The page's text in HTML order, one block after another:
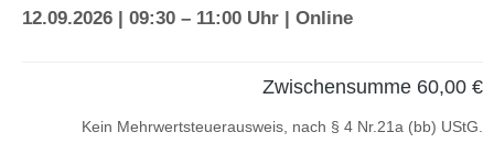
12.09.2026 | 09:30 – 11:00 Uhr | Online
Zwischensumme 60,00 €
Kein Mehrwertsteuerausweis, nach § 4 Nr.21a (bb) UStG.